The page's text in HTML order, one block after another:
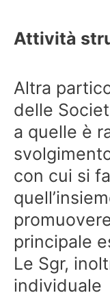
Attività
Altra
delle
a quelle è
con cui si
principale
Le Sgr,
individuale